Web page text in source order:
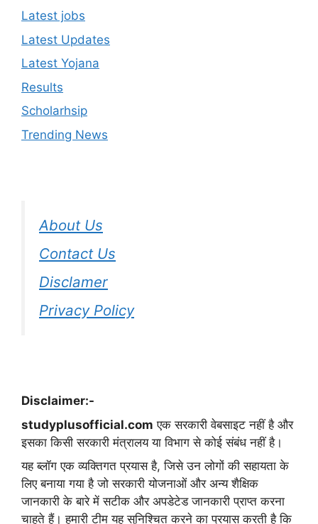
Latest jobs
Latest Updates
Latest Yojana
Results
Scholarhsip
Trending News
About Us
Contact Us
Disclamer
Privacy Policy
Disclaimer:-
studyplusofficial.com एक सरकारी वेबसाइट नहीं है और
इसका किसी सरकारी मंत्रालय या विभाग से कोई संबंध नहीं है।
यह ब्लॉग एक व्यक्तिगत प्रयास है, जिसे उन लोगों की सहायता के
लिए बनाया गया है जो सरकारी योजनाओं और अन्य शैक्षिक
जानकारी के बारे में सटीक और अपडेटेड जानकारी प्राप्त करना
चाहते हैं। हमारी टीम यह सुनिश्चित करने का प्रयास करती है कि